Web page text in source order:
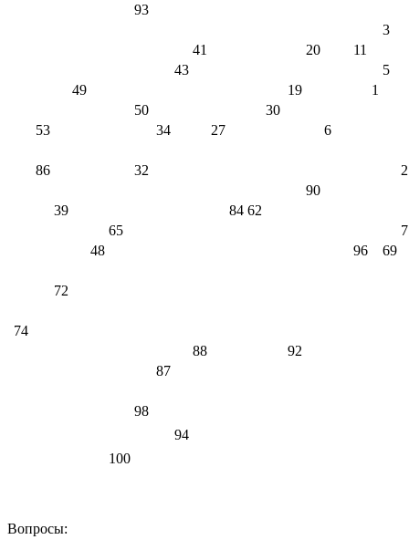
93
3
41
20
11
43
5
49
19
1
50
30
53
34 27 6
86 32
90
39
84 62
65
48
96 69
72
74
88
92
87
98
94
100
Вопросы: